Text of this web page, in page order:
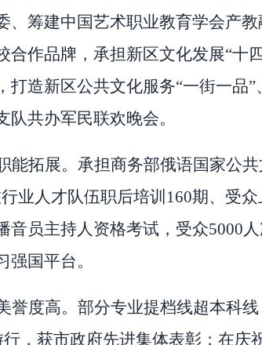
、筹建中国艺术职业教育学会产
合作品牌，承担新区文化发展“十
打造新区公共文化服务“一街一品”
共办军民联欢晚会。
能拓展。承担商务部俄语国家公
业人才队伍职后培训 160期、受
音员主持人资格考试，受众5000
国平台。
誉度高。部分专业提档线超本科
，获市政府先进集体表彰；在庆